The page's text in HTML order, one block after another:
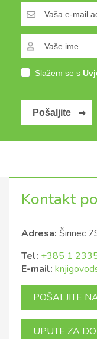
Slažem se s
Pošaljite
Kontakt
Adresa: Širinec
Tel: +385 1
E-mail:
POŠALJITE
UPUTE ZA